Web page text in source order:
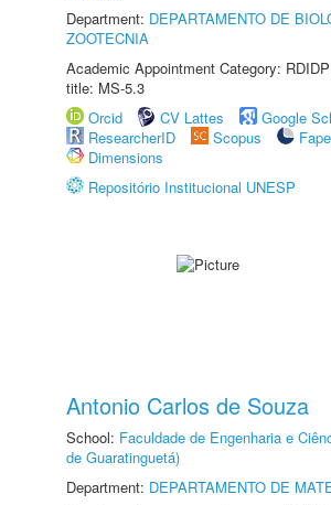
Department: DEPARTAMENTO DE
ZOOTECNIA
Academic Appointment Category:
title: MS-5.3
Orcid
CV Lattes
Google
ResearcherID
Scopus
Dimensions
Repositório Institucional UNESP
Antonio Carlos de Souza
School: Faculdade de Engenharia e
de Guaratinguetá)
Department: DEPARTAMENTO DE